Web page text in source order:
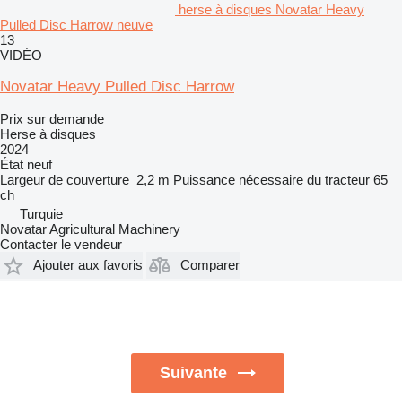
herse à disques Novatar Heavy
Pulled Disc Harrow neuve
13
VIDÉO
Novatar Heavy Pulled Disc Harrow
Prix sur demande
Herse à disques
2024
État neuf
Largeur de couverture 2,2 m Puissance nécessaire du tracteur 65
ch
Turquie
Novatar Agricultural Machinery
Contacter le vendeur
Ajouter aux favoris
Comparer
Suivante